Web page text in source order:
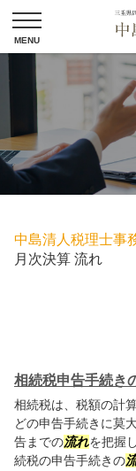
中島清人税理士事
月次決算 流れ
相続税申告手続き
相続税は、税額の計
どの申告手続きに莫
告までの流れを把握
続税の申告手続きの